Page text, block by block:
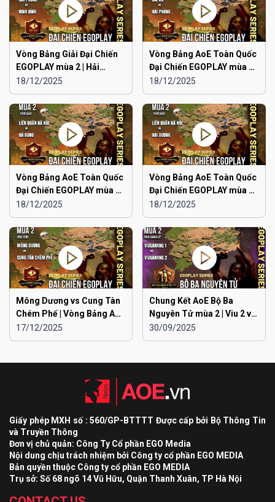
Vòng Bảng Giải Đại Chiến
EGOPLAY mùa 2 | Hải
Phòng vs Ninh Bình
18/12/2025
Vòng Bảng AoE Toàn Quốc
Đại Chiến EGOPLAY mùa 2 |
Japan vs Hải Phòng
18/12/2025
Vòng Bảng AoE Toàn Quốc
Đại Chiến EGOPLAY mùa 2 |
Liên Quân Hà Nội vs Hà
Đông
18/12/2025
Vòng Bảng AoE Toàn Quốc
Đại Chiến EGOPLAY mùa 2 |
Liên Quân Hà Nội vs Hải
Dương
18/12/2025
Mông Dương vs Cung Tàn
Chém Phế | Vòng Bảng AoE
Toàn Quốc Đại Chiến
EGOPLAY mùa 2
17/12/2025
Chung Kết AoE Bộ Ba
Nguyên Tử mùa 2 | Viu 2 vs
Viu 1
30/09/2025
Giấy phép MXH số : 560/GP-BTTTT Được cấp bởi Bộ Thông Tin
và Truyền Thông
Đơn vị chủ quản: Công Ty Cổ phần EGO Media
Nội dung chịu trách nhiệm bởi Công ty cổ phần EGO MEDIA
Bản quyền thuộc Công ty cổ phần EGO MEDIA
Trụ sở: Số 68 ngõ 14 Vũ Hữu, Quận Thanh Xuân, TP Hà Nội